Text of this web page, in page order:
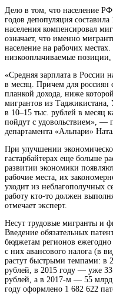
Дело в том, что население
годов депопуляция
населения компенсировал
означает, что именно
население на рабочих
низкооплачиваемые позиции,
«Средняя зарплата в России
в месяц. Причем для россиян
планкой дохода, ниже
мигрантов из Таджикистана,
в 10–15 тыс. рублей в месяц
пойдут с удовольствием», —
департамента «Альпари»
При улучшении
гастарбайтерах еще больше
развитии экономики
рабочие места, их
уходит из неблагополучных
работу кто-то должен
отмечает эксперт.
Несут трудовые мигранты и
Введение обязательных
бюджетам регионов
с них авансового налога (в
растут быстрыми темпами: в
рублей, в 2015 году — уже
рублей, а в 2017-м — 55
году оформлено 1 682 622